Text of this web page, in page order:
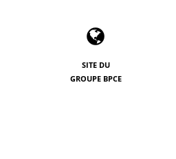
SITE DU
GROUPE BPCE